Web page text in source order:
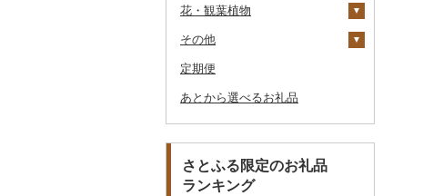
饅頭
大福
その他和菓子
キムチ
その他漬物
肉
魚
ジャム
その他缶詰・瓶詰
乾物
燻製（スモーク）
おせち
その他加工品
オリーブオイル
ごま油
ドレッシング
その他調味料
ケチャップ
こしょう
その他調味料
時計
その他家電
券
GDOふるさとゴルフ
プレークーポン
花火大会チケット
カタログギフト
その他家具・インテリ
毛布
タオルケット
その他タオル
ボールペン
ノート・ファイル
その他文房具
食器
グラス・カップ
箸
スプーン・フォーク・
ナイフ
皿・椀
キッチン用品
フライパン
鍋
まな板
土鍋
日用品
洗剤
トイレットペーパー
ティッシュ
その他日用品
楽器・器材
本・CD・DVD
おもちゃ・ぬいぐるみ
ご当地キャラクター
ゴルフウェア
その他ゴルフ
アウトドア・キャンプ
その他スポーツ
その他スポーツ
洗顔
その他スキンケア
石鹸・ボディーソープ
入浴剤
アロマ
プロテイン
その他美容
トートバッグ・ショル
ツケース
その他鞄・バッグ
洋服
女性・レディース
子供・ベビー
その他洋服
和服
靴・履物
靴・シューズ
スリッパ・下駄・草履
その他靴・履物
アクセサリー
ペンダント・ネックレ
ス
ピアス・イヤリング
その他服飾小物
ショール・ストール
織物
本場奄美大島紬
陶器・漆器
唐津焼
備前焼
美濃焼
村上木彫堆朱
その他装飾品・工芸品
数珠
工芸品
播州そろばん
美濃和紙
花・観葉植物
観葉植物・苗木
花
胡蝶蘭
造花・プリザーブドフ
ラワー
その他花
盆栽・その他
その他
地域サービス
その他
定期便
あとから選べるお礼品
さとふる限定のお礼品
ランキング